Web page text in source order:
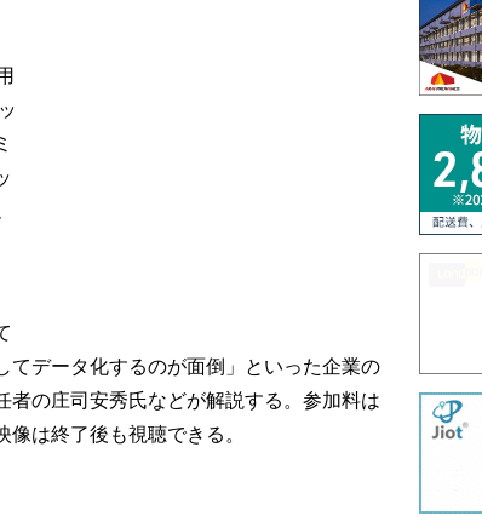
データ化するのが面倒」といった企業の
の庄司安秀氏などが解説する。参加料は
は終了後も視聴できる。